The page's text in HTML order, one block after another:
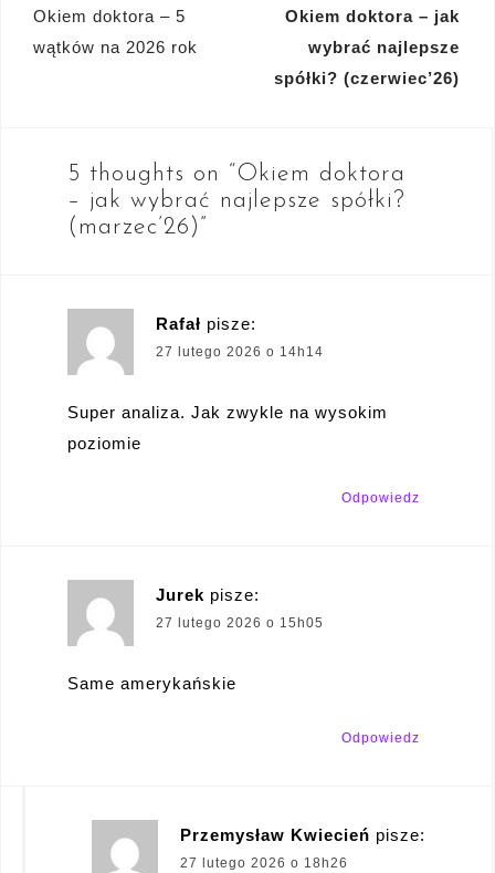
Nawigacja
wpisu
Okiem doktora – 5
wątków na 2026 rok
Okiem doktora – jak
wybrać najlepsze
spółki? (czerwiec’26)
5 thoughts on “Okiem doktora
– jak wybrać najlepsze spółki?
(marzec’26)”
Rafał pisze:
27 lutego 2026 o 14h14
Super analiza. Jak zwykle na wysokim
poziomie
Odpowiedz
Jurek pisze:
27 lutego 2026 o 15h05
Same amerykańskie
Odpowiedz
Przemysław Kwiecień pisze:
27 lutego 2026 o 18h26